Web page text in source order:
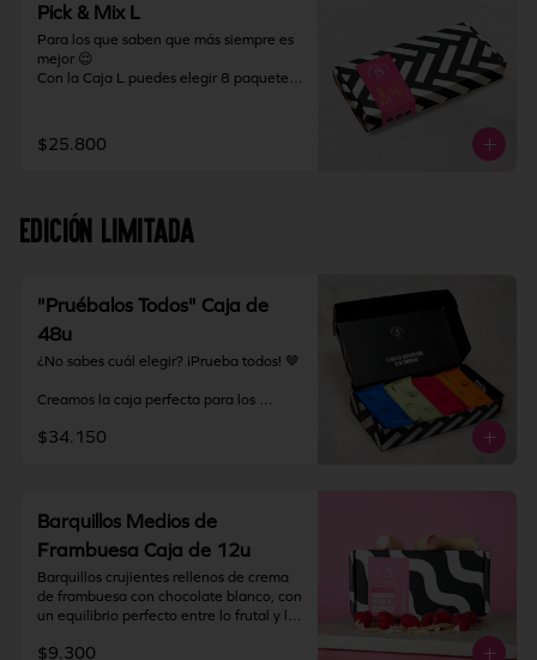
65% HR Máx.). Una vez abierto
consumir inmediatamente.
Pick & Mix L
Para los que saben que más siempre es
mejor 😌
Con la Caja L puedes elegir 8 paquetes
grandes o para tener siempre barquillos
listos para compartir.
un lugar fresco y seco (18°C a 25°C y
65% HR Máx.). Una vez abierto
$25.800
EDICIÓN LIMITADA
"Pruébalos Todos" Caja de
48u
¿No sabes cuál elegir? ¡Prueba todos! 🤎
Creamos la caja perfecta para los
quienes quieren descubrir su nuevo
probarlos, compartirlos y disfrutar cada
uno de nuestros sabores.
Incluye:
Original
Nutella
$34.150
Barquillos Medios de
Frambuesa Caja de 12u
Barquillos crujientes rellenos de crema
de frambuesa con chocolate blanco, con
un equilibrio perfecto entre lo frutal y lo
en chocolate blanco que realzan su
$9.300